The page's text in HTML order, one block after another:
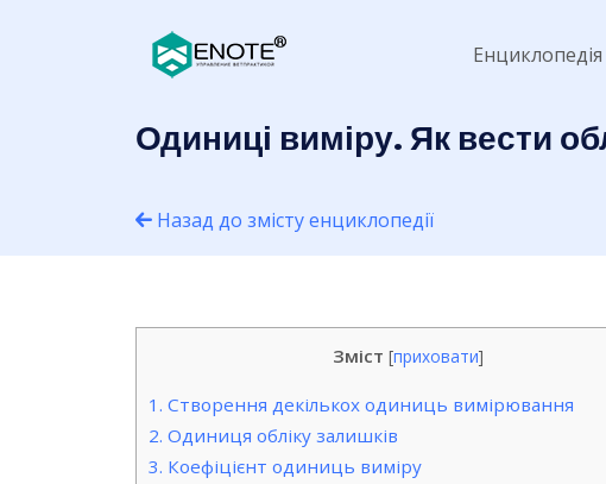
Одиниці виміру. Як вести
Назад до змісту енциклопедії
Зміст [приховати]
1. Створення декількох одиниць вимірювання
2. Одиниця обліку залишків
3. Коефіцієнт одиниць виміру